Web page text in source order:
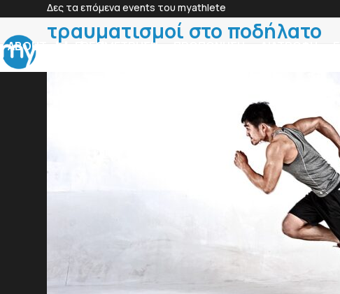
content
Δες τα επόμενα events του myathlete
ABOUT ΕΡΓΟΜΕΤΡΗΣΗ
τραυματισμοί στο ποδήλατο